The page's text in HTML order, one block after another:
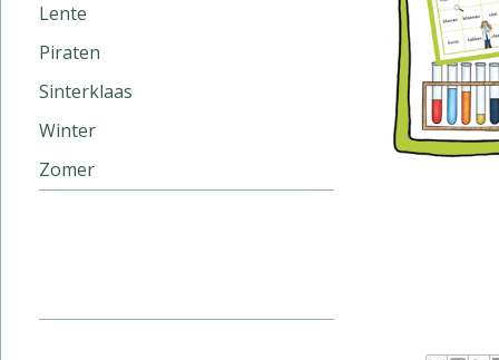
Lente
Piraten
Sinterklaas
Winter
Zomer